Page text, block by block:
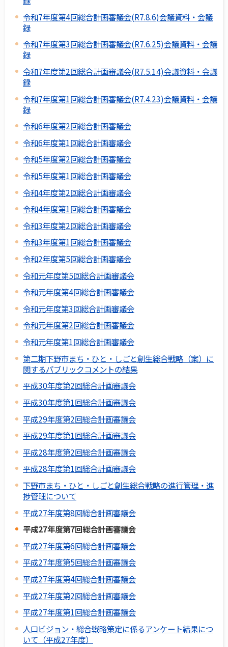
令和7年度第4回総合計画審議会(R7.8.6)会議資料・会議
録
令和7年度第3回総合計画審議会(R7.6.25)会議資料・会議
録
令和7年度第2回総合計画審議会(R7.5.14)会議資料・会議
録
令和7年度第1回総合計画審議会(R7.4.23)会議資料・会議
録
令和6年度第2回総合計画審議会
令和6年度第1回総合計画審議会
令和5年度第2回総合計画審議会
令和5年度第1回総合計画審議会
令和4年度第2回総合計画審議会
令和4年度第1回総合計画審議会
令和3年度第2回総合計画審議会
令和3年度第1回総合計画審議会
令和2年度第5回総合計画審議会
令和元年度第5回総合計画審議会
令和元年度第4回総合計画審議会
令和元年度第3回総合計画審議会
令和元年度第2回総合計画審議会
令和元年度第1回総合計画審議会
第二期下野市まち・ひと・しごと創生総合戦略（案）に
関するパブリックコメントの結果
平成30年度第2回総合計画審議会
平成30年度第1回総合計画審議会
平成29年度第2回総合計画審議会
平成29年度第1回総合計画審議会
平成28年度第2回総合計画審議会
平成28年度第1回総合計画審議会
下野市まち・ひと・しごと創生総合戦略の進行管理・進
捗管理について
平成27年度第8回総合計画審議会
平成27年度第7回総合計画審議会
平成27年度第6回総合計画審議会
平成27年度第5回総合計画審議会
平成27年度第4回総合計画審議会
平成27年度第2回総合計画審議会
平成27年度第1回総合計画審議会
人口ビジョン・総合戦略策定に係るアンケート結果につ
いて（平成27年度）